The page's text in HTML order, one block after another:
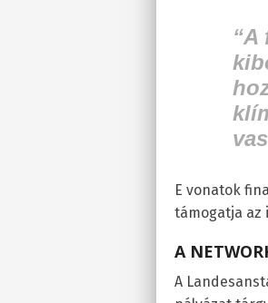
“A
E vonatok
támogatja az
A
A